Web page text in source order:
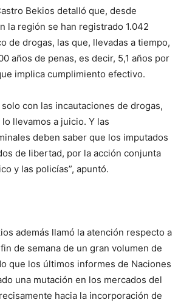
Bekios detalló que, desde
la región se han registrado 1.042
de drogas, las que, llevadas a tiempo,
años de penas, es decir, 5,1 años por
implica cumplimiento efectivo.
con las incautaciones de drogas,
llevamos a juicio. Y las
deben saber que los imputados
de libertad, por la acción conjunta
y las policías”, apuntó.
además llamó la atención respecto a
de semana de un gran volumen de
que los últimos informes de Naciones
una mutación en los mercados del
hacia la incorporación de